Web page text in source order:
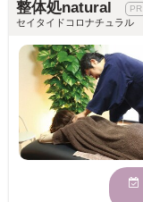
整体処natural
セイタイドコロナチュラル